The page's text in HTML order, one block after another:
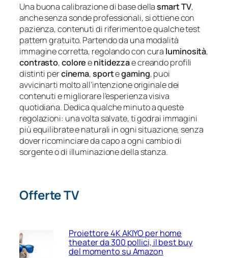
Una buona calibrazione di base dellasmart TV,
anche senza sonde professionali, si ottiene con
pazienza, contenuti di riferimento e qualche test
pattern gratuito. Partendo da una modalità
immagine corretta, regolando con cura luminosità,
contrasto,coloreenitidezzae creando profili
distinti percinema,sportegaming, puoi
avvicinarti molto all’intenzione originale dei
contenuti e migliorare l’esperienza visiva
quotidiana. Dedica qualche minuto a queste
regolazioni: una volta salvate, ti godrai immagini
più equilibrate e naturali in ogni situazione, senza
dover ricominciare da capo a ogni cambio di
sorgente o di illuminazione della stanza.
Offerte TV
Proiettore 4K AKIYO per home
theater da 300 pollici, il best buy
del momento su Amazon